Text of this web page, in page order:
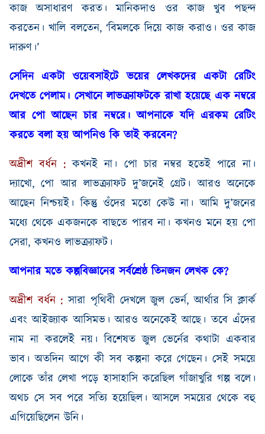
কাজ অসাধারণ করত। মানিকদাও ওর কাজ খুব পছন্দ
করতেন। খালি বলতেন, ‘বিমলকে দিয়ে কাজ করাও। ওর কাজ
দারুণ।’
সেদিন একটা ওয়েবসাইটে ভয়ের লেখকদের একটা রেটিং
দেখতে পেলাম। সেখানে লাভক্র্যাফটকে রাখা হয়েছে এক নম্বরে
আর পো আছেন চার নম্বরে। আপনাকে যদি এরকম রেটিং
করতে বলা হয় আপনিও কি তাই করবেন?
অদ্রীশ বর্ধন :কখনই না। পো চার নম্বর হতেই পারে না।
দ্যাখো,পো আর লাভক্র্যাফট দু’জনেই গ্রেট। আরও অনেকে
আছেন নিশ্চয়ই। কিন্তু ওঁদের মতো কেউ না। আমি দু’জনের
মধ্যে থেকে একজনকে বাছতে পারব না। কখনও মনে হয় পো
সেরা,কখনও লাভক্র্যাফট।
আপনার মতে কল্পবিজ্ঞানের সর্বশ্রেষ্ঠ তিনজন লেখক কে?
অদ্রীশ বর্ধন : সারা পৃথিবী দেখলে জুল ভের্ন,আর্থার সি ক্লার্ক
এবং আইজ্যাক আসিমভ।আরও অনেকেই আছে। তবে এঁদের
নাম না করলেই নয়। বিশেষত জুল ভের্নের কথাটা একবার
ভাব। অতদিন আগে কী সব কল্পনা করে গেছেন। সেই সময়ে
লোকে তাঁর লেখা পড়ে হাসাহাসি করেছিল গাঁজাখুরি গল্প বলে।
অথচ সে সব পরে সত্যি হয়েছিল। আসলে সময়ের থেকে বহু
এগিয়েছিলেন উনি।